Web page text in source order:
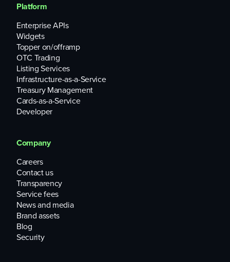
Platform
Enterprise APIs
Widgets
Topper on/offramp
OTC Trading
Listing Services
Infrastructure-as-a-Service
Treasury Management
Cards-as-a-Service
Developer
Company
Careers
Contact us
Transparency
Service fees
News and media
Brand assets
Blog
Security